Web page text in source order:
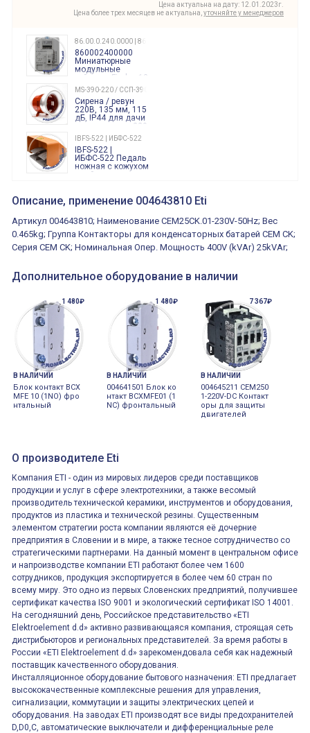
Цена актуальна на дату: 12.01.2023г.
Цена более трех месяцев не актуальна, уточняйте у менеджеров
86.00.0.240.0000 | 860002400000
860002400000
Миниатюрные
модульные
таймеры Finder, 12-
240 Вольт AC/DC
Finder
86.00.0.240.0000
MS-390-220 / ССП-390 220В
Сирена / ревун
220В, 135 мм, 115
дБ, IP44 для дачи
производства 220
Вольт звук ситены
"пожарная
тревога"
IBFS-522 | ИБФС-522
IBFS-522 |
ИБФС-522 Педаль
ножная с кожухом
двойная,
15Ампер 250В
XVR13M05L
Маячок
оранжевый
230VAC 130мм
ВКН8108
ВКН8108
выключатель
путевой,
регулируемый
ролик
800202300000С | 80 02 0 230 0000 С
многофункциональные
реле времени
0.1cек.-10 дней, 10
функций/режимов
Описание, применение 004643810 Eti
Артикул 004643810; Наименование CEM25CK.01-230V-50Hz; Вес
0.465kg; Группа Контакторы для конденсаторных батарей СЕМ CK;
Серия CEM CK; Номинальная Опер. Мощность 400V (kVAr) 25kVAr;
Дополнительное оборудование в наличии
1 480₽
В НАЛИЧИИ
Блок контакт BCX
MFE 10 (1NO) фро
нтальный
1 480₽
В НАЛИЧИИ
004641501 Блок ко
нтакт BCXMFE01 (1
NC) фронтальный
7 367₽
В НАЛИЧИИ
004645211 CEM250
1-220V-DC Контакт
оры для защиты
двигателей
О производителе Eti
Компания ETI - один из мировых лидеров среди поставщиков
продукции и услуг в сфере электротехники, а также весомый
производитель технической керамики, инструментов и оборудования,
продуктов из пластика и технической резины. Существенным
элементом стратегии роста компании являются её дочерние
предприятия в Словении и в мире, а также тесное сотрудничество со
стратегическими партнерами. На данный момент в центральном офисе
и напроизводстве компании ETI работают более чем 1600
сотрудников, продукция экспортируется в более чем 60 стран по
всему миру. Это одно из первых Словенских предприятий, получившее
сертификат качества ISO 9001 и экологический сертификат ISO 14001.
На сегодняшний день, Российское представительство «ETI
Elektroelement d.d» активно развивающаяся компания, строящая сеть
дистрибьюторов и региональных представителей. За время работы в
России «ETI Elektroelement d.d» зарекомендовала себя как надежный
поставщик качественного оборудования.
Инсталляционное оборудование бытового назначения: ETI предлагает
высококачественные комплексные решения для управления,
сигнализации, коммутации и защиты электрических цепей и
оборудования. На заводах ETI производят все виды предохранителей
D,D0,C, автоматические выключатели и дифференциальные реле